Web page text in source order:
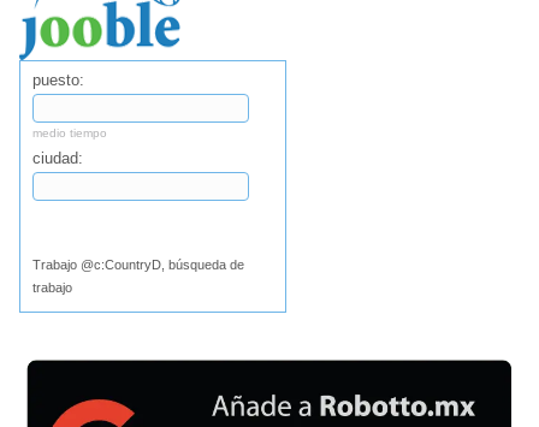
puesto:
medio tiempo
ciudad:
Trabajo @c:CountryD, búsqueda de
trabajo